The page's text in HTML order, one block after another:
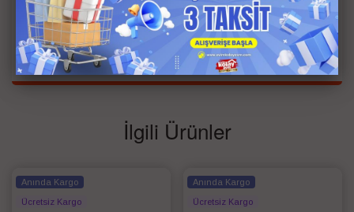
(Yıl)
Garanti
Tipi
Resmi Polo Chef Garantili
İlgili Ürünler
Anında Kargo
Ücretsiz Kargo
Anında Kargo
Ücretsiz Kargo